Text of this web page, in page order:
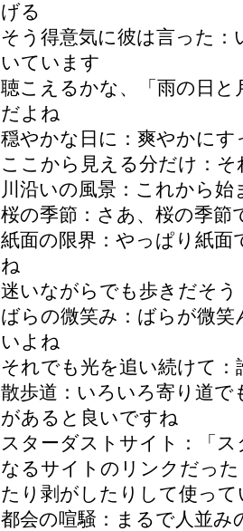
げる
そう得意気に彼は言った
いています
聴こえるかな、「雨の日と
だよね
穏やかな日に ：爽やかに
ここから見える分だけ：
川沿いの風景：これから始
桜の季節 ：さあ、桜の季
紙面の限界：やっぱり紙
ね
迷いながらでも歩きだそう
ばらの微笑み ：ばらが微
いよね
それでも光を追い続けて
散歩道 ：いろいろ寄り道
があると良いですね
スターダストサイト
：「
なるサイトのリンクだっ
たり剥がしたりして使って
都会の喧騒 ：まるで人並